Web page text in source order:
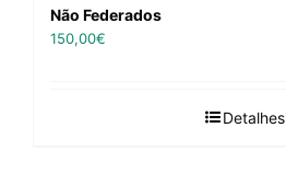
Não Federados
150,00€
Detalhes